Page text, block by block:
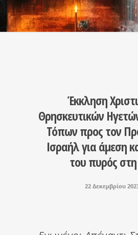
Έκκληση
Θρησκευτικών
Τόπων προς τον
Ισραήλ για άμεση
του πυρός
22 Δεκεμβρίου